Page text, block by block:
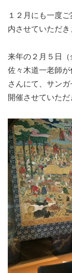
１２月にも一度
内させていただき
来年の２月５日
佐々木道一老師
さんにて、サン
開催させていただ